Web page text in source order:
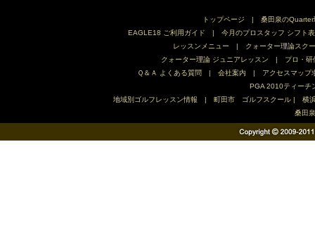
トップページ | 桑田泉のQuarter
EAGLE18 ご利用ガイド | 今月のプロスタッフ シフト表
レッスンメニュー |
クォーター理論スク
クォーター理論 ジュニアレッスン | プロ・研
Ｑ＆Ａ よくある質問 | 会社案内 | アクセスマップ
PGA 2010ティーチ
地域別ゴルフレッスン情報 | 町田市 ゴルフスクール | 横
桑田